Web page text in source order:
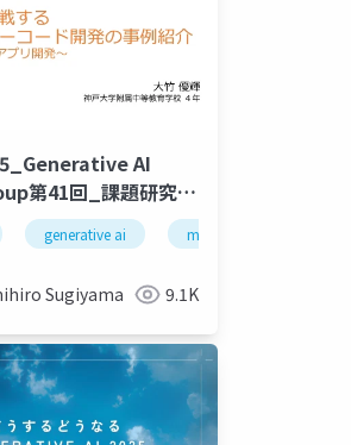
誤差逆伝播法
deep learning artificial intelligence
AI
第41回_課題研究Ⅱ
generative ai machine learning
Sugiyama 9.1K